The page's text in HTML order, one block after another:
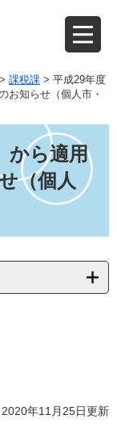
> 課税課 > 平成29年度
知らせ（個人市・
から適用
（個人
年11月25日更新